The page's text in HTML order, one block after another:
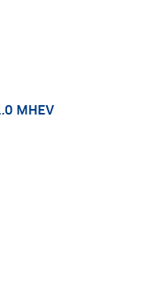
1.0 mhev, 92 kW,
MHEV